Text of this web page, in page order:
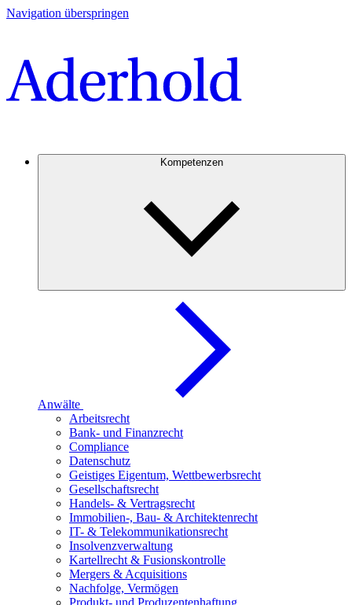
Navigation überspringen
Kompetenzen
Anwälte
Arbeitsrecht
Bank- und Finanzrecht
Compliance
Datenschutz
Geistiges Eigentum, Wettbewerbsrecht
Gesellschaftsrecht
Handels- & Vertragsrecht
Immobilien-, Bau- & Architektenrecht
IT- & Telekommunikationsrecht
Insolvenzverwaltung
Kartellrecht & Fusionskontrolle
Mergers & Acquisitions
Nachfolge, Vermögen
Produkt- und Produzentenhaftung